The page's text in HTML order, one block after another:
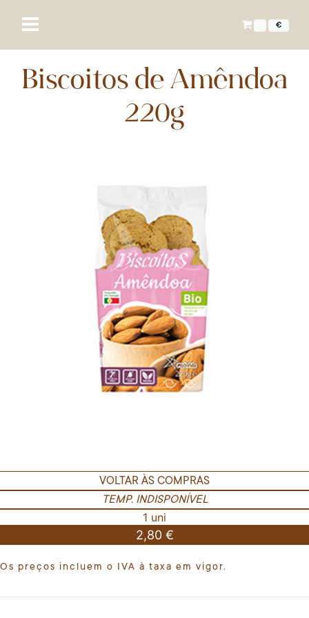
€
Biscoitos de Amêndoa
220g
VOLTAR ÀS COMPRAS
TEMP. INDISPONÍVEL
1 uni
2,80 €
Os preços incluem o IVA à taxa em vigor.